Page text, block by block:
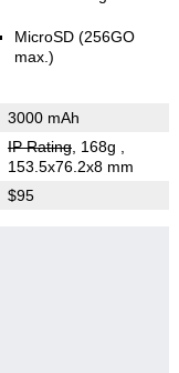
MicroSD (256GO
max.)
3000 mAh
IP Rating, 168g
153.5x76.2x8 mm
$95